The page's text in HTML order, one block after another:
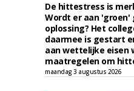
De hittestress is
Wordt er aan 'groen'
oplossing? Het
daarmee is gestart
aan wettelijke eisen
maatregelen om
maandag 3 augustus 2026